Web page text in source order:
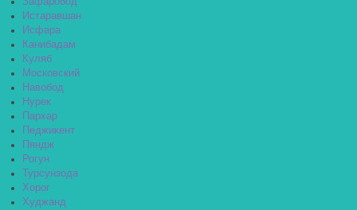
Истаравшан
Исфара
Канибадам
Куляб
Московский
Навобод
Нурек
Пархар
Педжикент
Пяндж
Рогун
Турсунзода
Хорог
Худжанд